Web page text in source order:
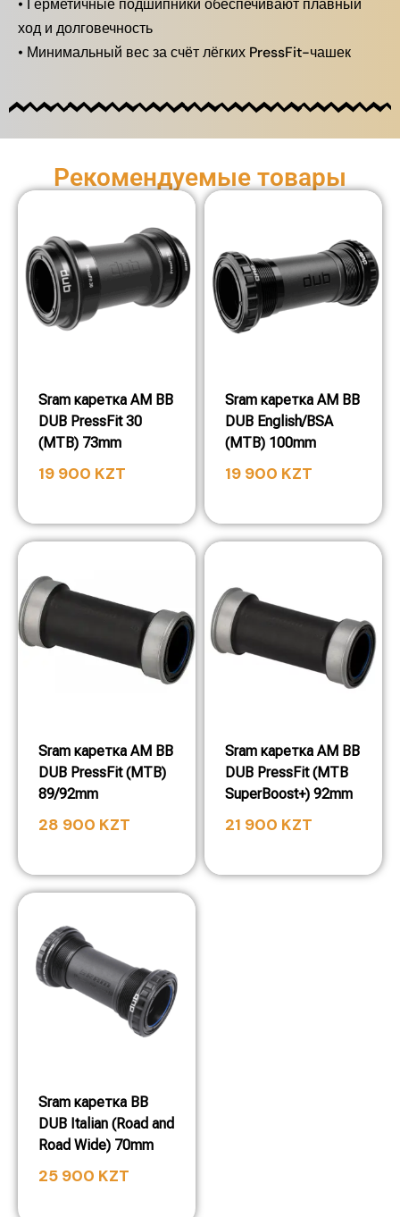
• Герметичные подшипники обеспечивают плавный
ход и долговечность
• Минимальный вес за счёт лёгких PressFit-чашек
Рекомендуемые товары
Sram каретка AM BB
DUB PressFit 30
(MTB) 73mm
19 900 KZT
Sram каретка AM BB
DUB English/BSA
(MTB) 100mm
19 900 KZT
Sram каретка AM BB
DUB PressFit (MTB)
89/92mm
28 900 KZT
Sram каретка AM BB
DUB PressFit (MTB
SuperBoost+) 92mm
21 900 KZT
Sram каретка BB
DUB Italian (Road and
Road Wide) 70mm
25 900 KZT